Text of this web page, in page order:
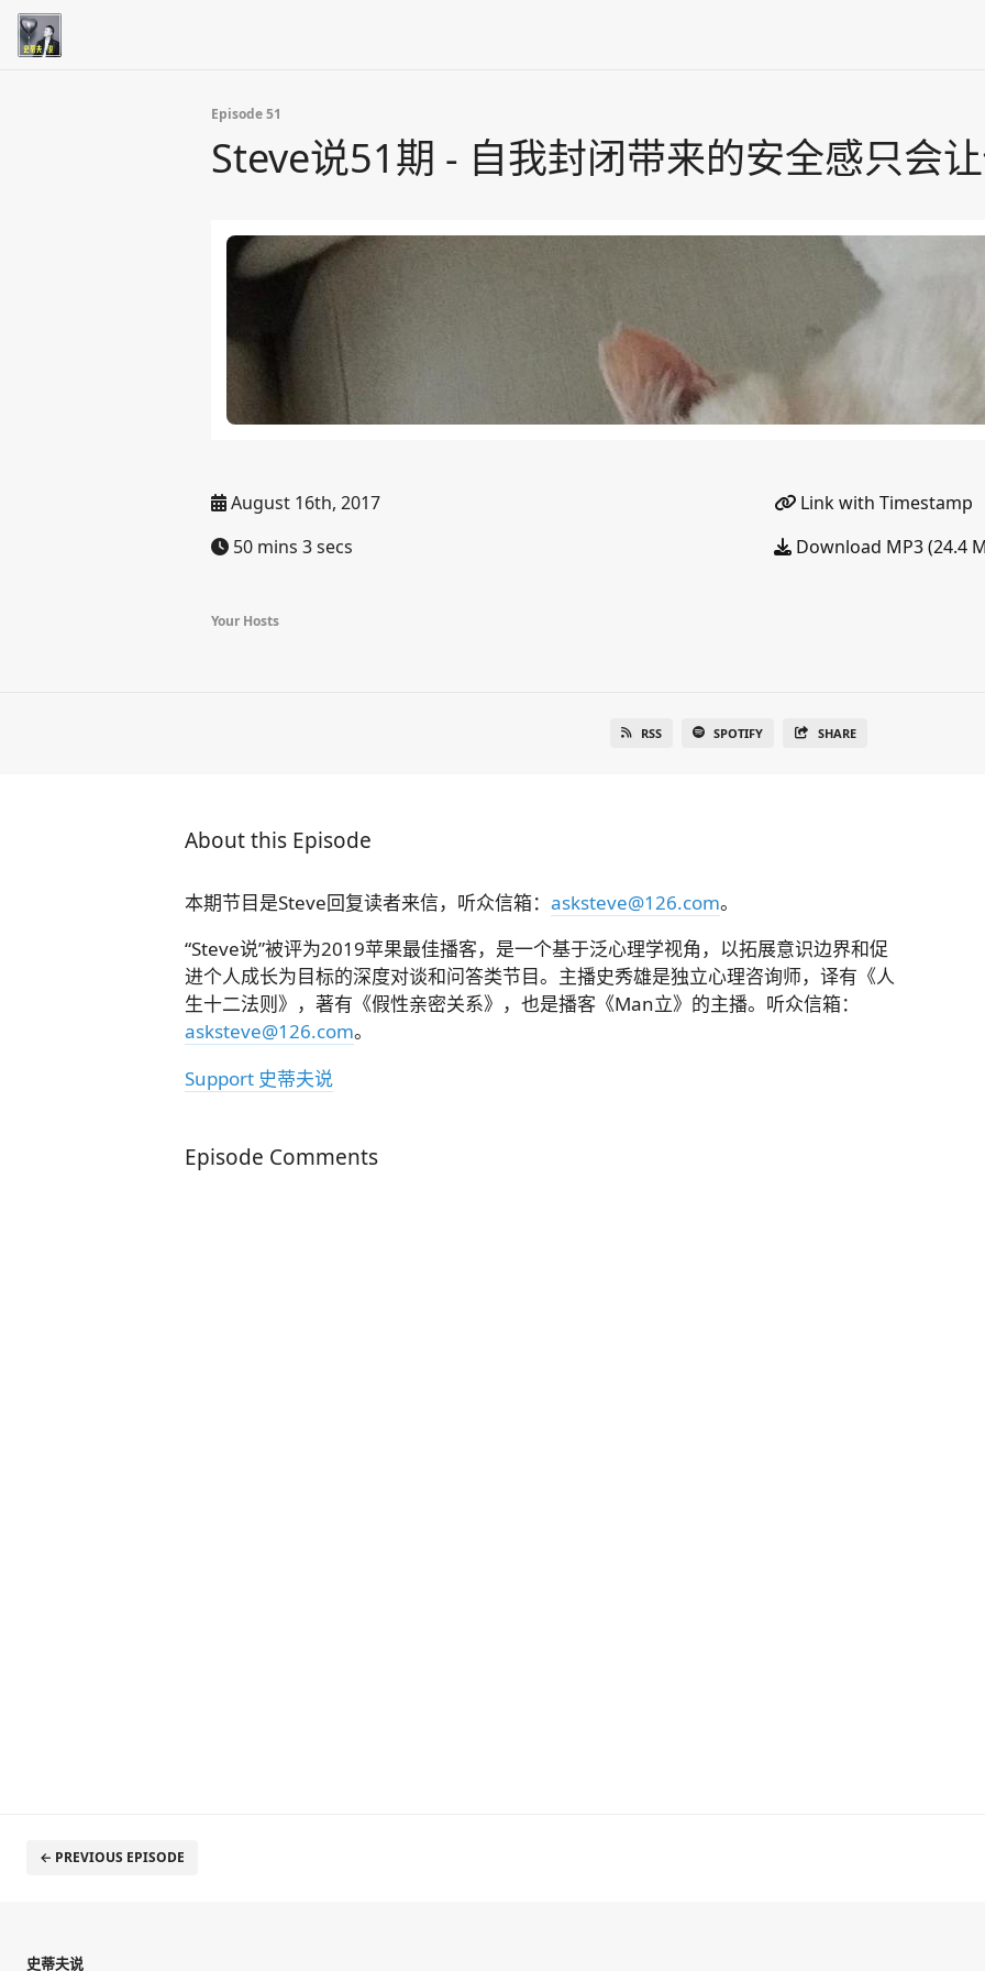
Episode 51
Steve说51期 - 自我封闭带来的安全感只会
August 16th, 2017
50 mins 3 secs
Link with Timestamp
Download MP3 (24.4
Your Hosts
RSS SPOTIFY SHARE
About this Episode
本期节目是Steve回复读者来信，听众信箱： asksteve@126.com。
“Steve说”被评为2019苹果最佳播客，是一个基于泛心理学视角，以拓展意识边界和促
进个人成长为目标的深度对谈和问答类节目。主播史秀雄是独立心理咨询师，译有《人
生十二法则》，著有《假性亲密关系》，也是播客《Man立》的主播。听众信箱：
asksteve@126.com。
Support 史蒂夫说
Episode Comments
← PREVIOUS EPISODE
史蒂夫说